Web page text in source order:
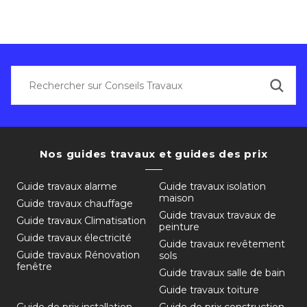
Nos guides travaux et guides des prix
Guide travaux alarme
Guide travaux chauffage
Guide travaux Climatisation
Guide travaux électricité
Guide travaux Rénovation
fenêtre
Guide travaux isolation
maison
Guide travaux travaux de
peinture
Guide travaux revêtement
sols
Guide travaux salle de bain
Guide travaux toiture